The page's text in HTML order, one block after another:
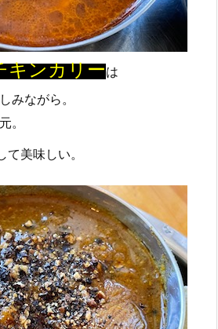
キンカリーは
みながら。
。
て美味しい。